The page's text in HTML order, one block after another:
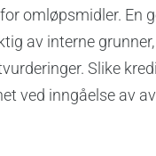
omløpsmidler. En
av interne
Slike
ved inngåelse av